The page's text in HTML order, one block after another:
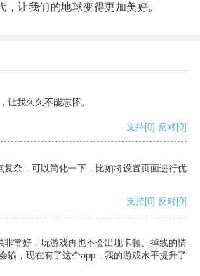
，让我们的地球变得更加美好。
让我久久不能忘怀。
支持[0] 反对[0]
复杂，可以简化一下，比如将设置页面进行优
支持[0] 反对[0]
非常好，玩游戏再也不会出现卡顿、掉线的情
输，现在有了这个app，我的游戏水平提升了